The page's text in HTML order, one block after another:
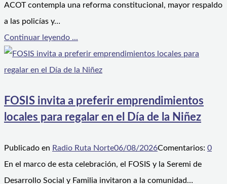
ACOT contempla una reforma constitucional, mayor respaldo
a las policías y…
Continuar leyendo ...
FOSIS invita a preferir emprendimientos
locales para regalar en el Día de la Niñez
Publicado en Radio Ruta Norte06/08/2026Comentarios: 0
En el marco de esta celebración, el FOSIS y la Seremi de
Desarrollo Social y Familia invitaron a la comunidad…